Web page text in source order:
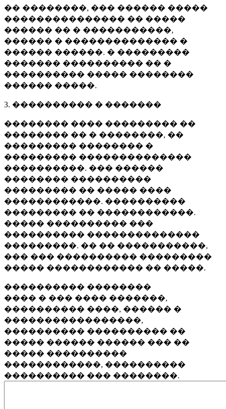
�� ��������, ��� ������ �����
��������������� �� �����
������ �� � �����������,
������ � �������������� �
������ ������. � ���������
������� ���������� �� �
���������� ����� ��������
������ �����.
3. ���������� � �������
�������� ���� ��������� ��
�������� �� � ��������, ��
��������� �������� �
��������� ��������������
����������. ��� ������
�������� ����������
��������� �� ����� ����
������������. ����������
��������� �� ������������.
����� ���������� ���
���������� ��������������
���������. �� �� �����������,
��� ��� ���������� ���������
����� ������������ �� �����.
���������� ��������
���� � ��� ���� �������,
���������� ����, ������ �
�����������������,
���������� ���������� ��
����� ������ ������ ��� ��
����� ����������
������������, ����������
���������� ��� ��������.